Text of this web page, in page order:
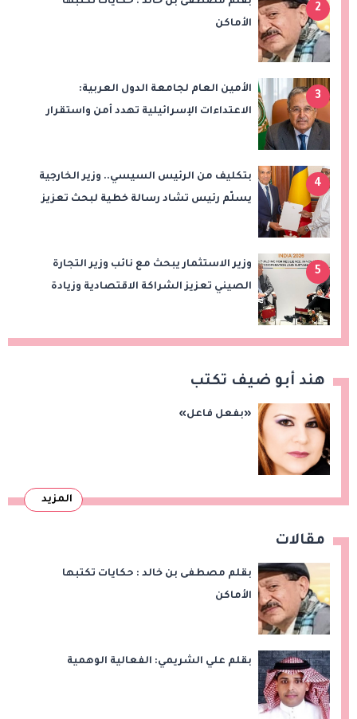
2
الأماكن
3
الأمين العام لجامعة الدول العربية:
الاعتداءات الإسرائيلية تهدد أمن واستقرار
4
بتكليف من الرئيس السيسي.. وزير الخارجية
يسلّم رئيس تشاد رسالة خطية لبحث تعزيز
5
وزير الاستثمار يبحث مع نائب وزير التجارة
الصيني تعزيز الشراكة الاقتصادية وزيادة
هند أبو ضيف تكتب
«بفعل فاعل»
المزيد
مقالات
بقلم مصطفى بن خالد : حكايات تكتبها
الأماكن
بقلم علي الشريمي: الفعالية الوهمية